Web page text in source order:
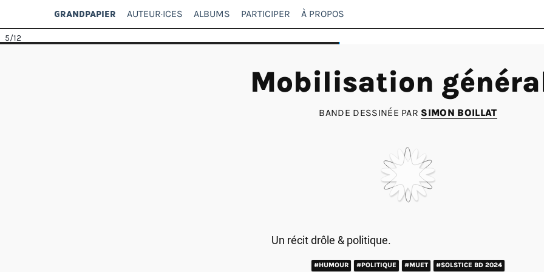
GRANDPAPIER AUTEUR·ICES ALBUMS PARTICIPER À PROPOS
5/12
Mobilisation
BANDE DESSINÉE PAR SIMON BOILLAT
Un récit drôle & politique.
#HUMOUR #POLITIQUE #MUET #SOLSTICE BD 2024